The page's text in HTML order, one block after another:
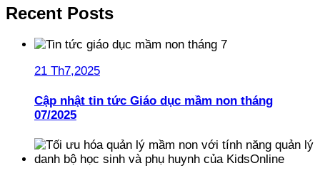
Recent Posts
21 Th7,2025
Cập nhật tin tức Giáo dục mầm non tháng
07/2025